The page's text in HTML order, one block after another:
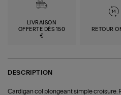
LIVRAISON
OFFERTE DÈS 150
€
RETOUR
DESCRIPTION
Cardigan col plongeant simple croisure.